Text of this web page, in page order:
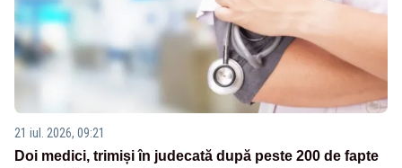
21 iul. 2026, 09:21
Doi medici, trimiși în judecată după peste 200 de fapte